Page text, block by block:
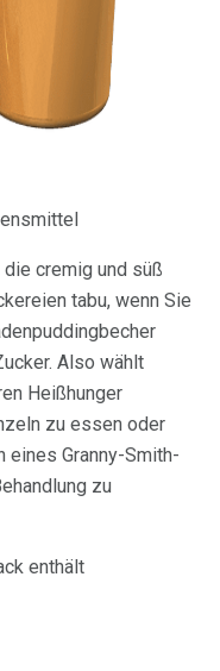
cremig und süß
tabu, wenn Sie
Also wählt
Heißhunger
zu essen oder
eines Granny-Smith-
zu
enthält